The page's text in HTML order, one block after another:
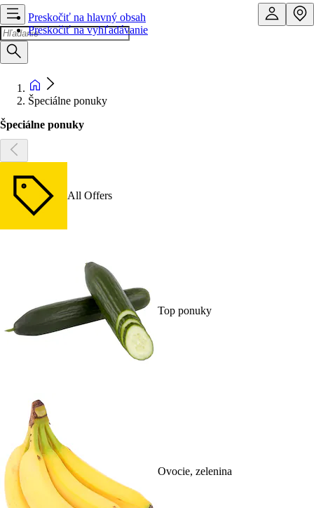
Preskočiť na hlavný obsah
Preskočiť na vyhľadávanie
Špeciálne ponuky
Špeciálne ponuky
All Offers
Top ponuky
Ovocie, zelenina